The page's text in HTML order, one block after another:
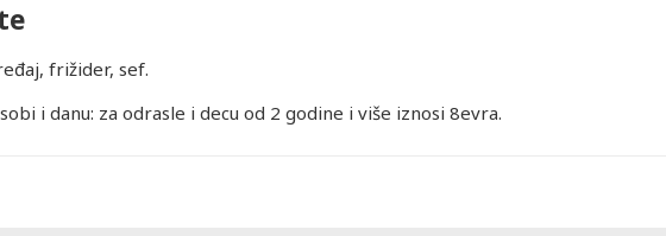
frižider, sef.
i danu: za odrasle i decu od 2 godine i više iznosi 8evra.